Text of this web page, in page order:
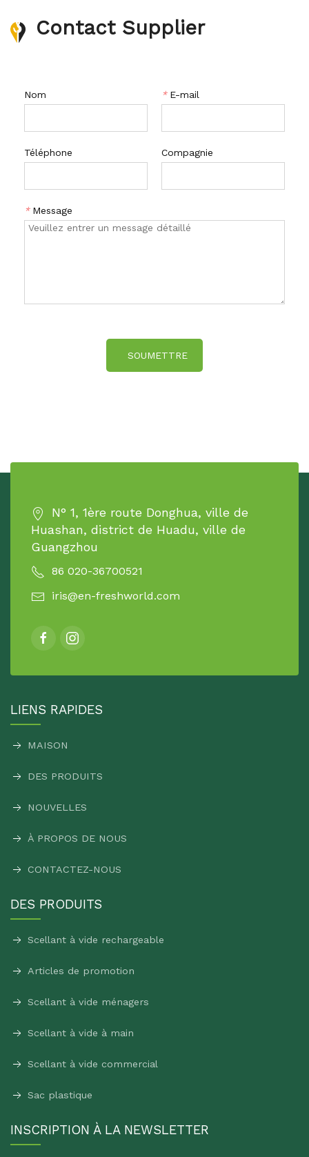
Contact Supplier
Nom * E-mail
Téléphone Compagnie
* Message
SOUMETTRE
N° 1, 1ère route Donghua, ville de
Huashan, district de Huadu, ville de
Guangzhou
86 020-36700521
iris@en-freshworld.com
LIENS RAPIDES
MAISON
DES PRODUITS
NOUVELLES
À PROPOS DE NOUS
CONTACTEZ-NOUS
DES PRODUITS
Scellant à vide rechargeable
Articles de promotion
Scellant à vide ménagers
Scellant à vide à main
Scellant à vide commercial
Sac plastique
INSCRIPTION À LA NEWSLETTER